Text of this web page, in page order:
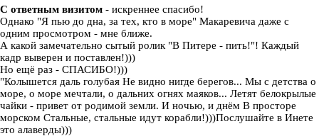
С ответным визитом - искреннее спасибо!
Однако "Я пью до дна, за тех, кто в море" Макаревича даже с
одним просмотром - мне ближе.
А какой замечательно сытый ролик "В Питере - пить!"! Каждый
кадр выверен и поставлен!)))
Но ещё раз - СПАСИБО!)))
"Колышется даль голубая Не видно нигде берегов... Мы с детства о
море, о море мечтали, о дальних огнях маяков... Летят белокрылые
чайки - привет от родимой земли. И ночью, и днём В просторе
морском Стальные, стальные идут корабли!)))Послушайте в Инете
это алаверды)))